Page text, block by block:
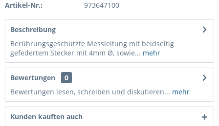
Artikel-Nr.: 973647100
Beschreibung
Berührungsgeschützte Messleitung mit beidseitig
gefedertem Stecker mit 4mm Ø, sowie... mehr
Bewertungen
0
Bewertungen lesen, schreiben und diskutieren... mehr
Kunden kauften auch